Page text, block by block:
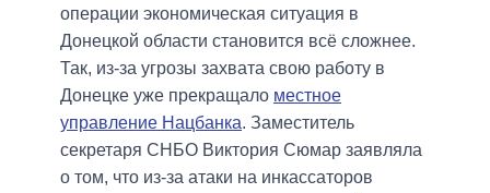
операции экономическая ситуация в
Донецкой области становится всё сложнее.
Так, из-за угрозы захвата свою работу в
Донецке уже прекращало местное
управление Нацбанка. Заместитель
секретаря СНБО Виктория Сюмар заявляла
о том, что из-за атаки на инкассаторов